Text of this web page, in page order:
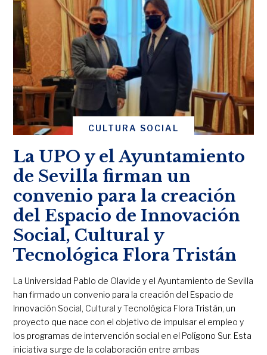
CULTURA SOCIAL
La UPO y el Ayuntamiento
de Sevilla firman un
convenio para la creación
del Espacio de Innovación
Social, Cultural y
Tecnológica Flora Tristán
La Universidad Pablo de Olavide y el Ayuntamiento de Sevilla
han firmado un convenio para la creación del Espacio de
Innovación Social, Cultural y Tecnológica Flora Tristán, un
proyecto que nace con el objetivo de impulsar el empleo y
los programas de intervención social en el Polígono Sur. Esta
iniciativa surge de la colaboración entre ambas